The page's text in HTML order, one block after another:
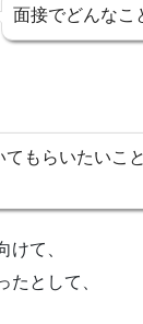
面接でどんなこ
もらいたいこ
けて、
たとして、